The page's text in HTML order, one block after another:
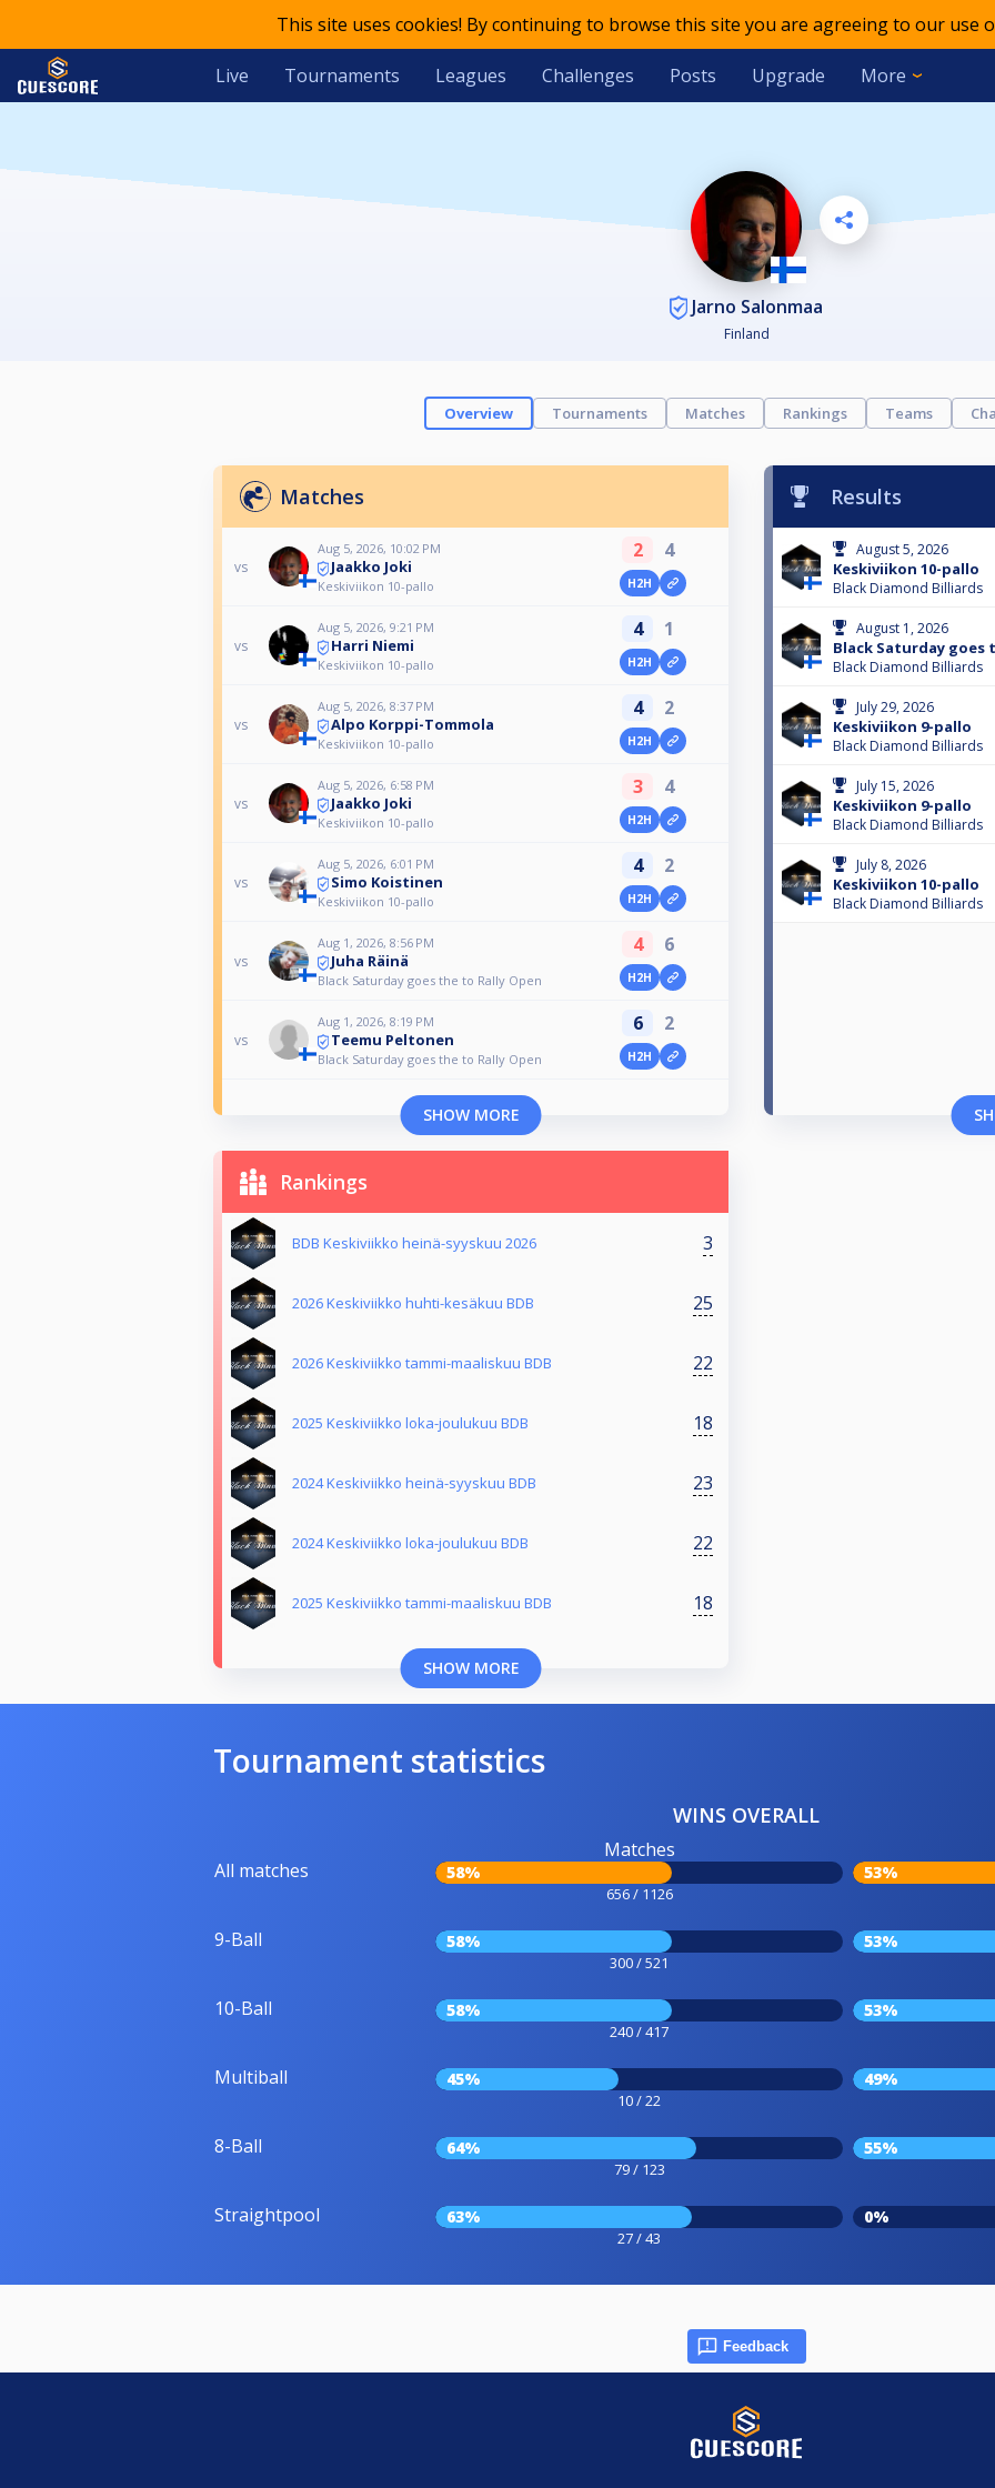
This site uses cookies! By continuing to browse this site you are agreeing to our use
Live Tournaments Leagues Challenges Posts Upgrade More
Jarno Salonmaa
Finland
Overview Tournaments Matches Rankings Teams
Matches
vs
Aug 5, 2026, 10:02 PM
Jaakko Joki
Keskiviikon 10-pallo
2 4
H2H
vs
Aug 5, 2026, 9:21 PM
Harri Niemi
Keskiviikon 10-pallo
4 1
H2H
vs
Aug 5, 2026, 8:37 PM
Alpo Korppi-Tommola
Keskiviikon 10-pallo
4 2
H2H
vs
Aug 5, 2026, 6:58 PM
Jaakko Joki
Keskiviikon 10-pallo
3 4
H2H
vs
Aug 5, 2026, 6:01 PM
Simo Koistinen
Keskiviikon 10-pallo
4 2
H2H
vs
Aug 1, 2026, 8:56 PM
Juha Räinä
Black Saturday goes the to Rally Open
4 6
H2H
vs
Aug 1, 2026, 8:19 PM
Teemu Peltonen
Black Saturday goes the to Rally Open
6 2
H2H
SHOW MORE
Results
August 5, 2026
Keskiviikon 10-pallo
Black Diamond Billiards
August 1, 2026
Black Saturday goes
Black Diamond Billiards
July 29, 2026
Keskiviikon 9-pallo
Black Diamond Billiards
July 15, 2026
Keskiviikon 9-pallo
Black Diamond Billiards
July 8, 2026
Keskiviikon 10-pallo
Black Diamond Billiards
Rankings
BDB Keskiviikko heinä-syyskuu 2026 3
2026 Keskiviikko huhti-kesäkuu BDB 25
2026 Keskiviikko tammi-maaliskuu BDB 22
2025 Keskiviikko loka-joulukuu BDB 18
2024 Keskiviikko heinä-syyskuu BDB 23
2024 Keskiviikko loka-joulukuu BDB 22
2025 Keskiviikko tammi-maaliskuu BDB 18
SHOW MORE
Tournament statistics
WINS OVERALL
All matches
Matches
58%
656 / 1126
53%
9-Ball 58%
300 / 521
53%
10-Ball 58%
240 / 417
53%
Multiball 45%
10 / 22
49%
8-Ball 64%
79 / 123
55%
Straightpool 63%
27 / 43
0%
Feedback